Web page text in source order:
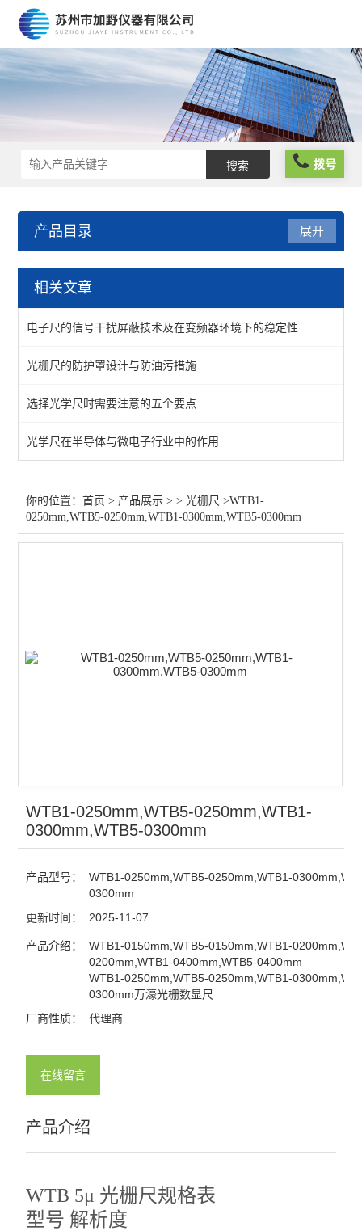
拨号
产品目录
光栅尺
光学尺
展开
相关文章
电子尺的信号干扰屏蔽技术及在变频器环境下的稳定性
光栅尺的防护罩设计与防油污措施
选择光学尺时需要注意的五个要点
光学尺在半导体与微电子行业中的作用
你的位置：首页 > 产品展示 > >光栅尺 >WTB1-
0250mm,WTB5-0250mm,WTB1-0300mm,WTB5-0300mm
WTB1-0250mm,WTB5-0250mm,WTB1-
0300mm,WTB5-0300mm
产品型号：
WTB1-0250mm,WTB5-0250mm,WTB1-
0300mm
更新时间：
2025-11-07
产品介绍：
WTB1-0150mm,WTB5-0150mm,WTB1-
0200mm,WTB1-0400mm,WTB5-0400mm
WTB1-0250mm,WTB5-0250mm,WTB1-
0300mm万濠光栅数显尺
厂商性质：
代理商
在线留言
产品介绍
WTB 5μ 光栅尺规格表
型号 解析度